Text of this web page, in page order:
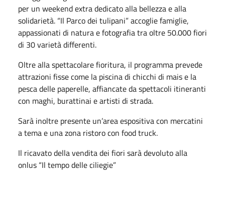
per un weekend extra dedicato alla bellezza e alla
solidarietà. “Il Parco dei tulipani” accoglie famiglie,
appassionati di natura e fotografia tra oltre 50.000 fiori
di 30 varietà differenti.
Oltre alla spettacolare fioritura, il programma prevede
attrazioni fisse come la piscina di chicchi di mais e la
pesca delle paperelle, affiancate da spettacoli itineranti
con maghi, burattinai e artisti di strada.
Sarà inoltre presente un’area espositiva con mercatini
a tema e una zona ristoro con food truck.
Il ricavato della vendita dei fiori sarà devoluto alla
onlus “Il tempo delle ciliegie”